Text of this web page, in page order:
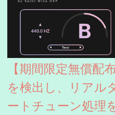
【期間限定無償配
を検出し、リアル
ートチューン処理